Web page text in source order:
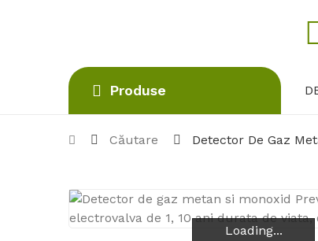
Produse
Căutare Detector De Gaz
Loading...
Loading...
Loading...